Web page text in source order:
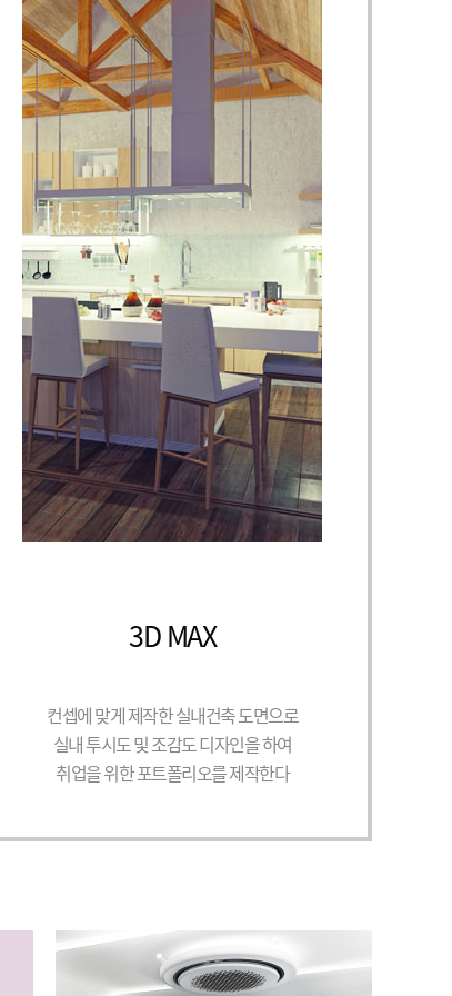
3D MAX
컨셉에 맞게 제작한 실내건축 도면으로
실내 투시도 및 조감도 디자인을 하여
취업을 위한 포트폴리오를 제작한다